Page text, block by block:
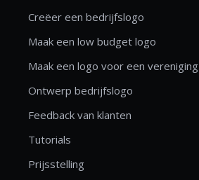
Creëer een bedrijfslogo
Maak een low budget logo
Maak een logo voor een vereniging
Ontwerp bedrijfslogo
Feedback van klanten
Tutorials
Prijsstelling